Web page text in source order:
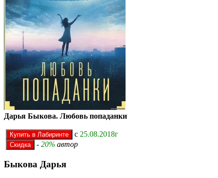
Дарья Быкова. Любовь попаданки
с 25.08.2018г
- 20% автор
Быкова Дарья